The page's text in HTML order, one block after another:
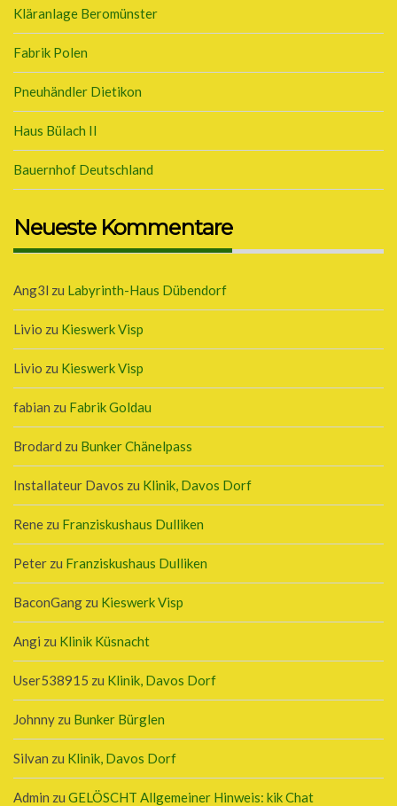
Kläranlage Beromünster
Fabrik Polen
Pneuhändler Dietikon
Haus Bülach II
Bauernhof Deutschland
Neueste Kommentare
Ang3l zu Labyrinth-Haus Dübendorf
Livio zu Kieswerk Visp
Livio zu Kieswerk Visp
fabian zu Fabrik Goldau
Brodard zu Bunker Chänelpass
Installateur Davos zu Klinik, Davos Dorf
Rene zu Franziskushaus Dulliken
Peter zu Franziskushaus Dulliken
BaconGang zu Kieswerk Visp
Angi zu Klinik Küsnacht
User538915 zu Klinik, Davos Dorf
Johnny zu Bunker Bürglen
Silvan zu Klinik, Davos Dorf
Admin zu GELÖSCHT Allgemeiner Hinweis: kik Chat